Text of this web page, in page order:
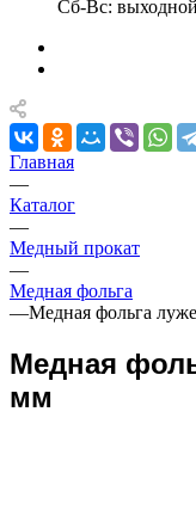
Сб-Вс: выходной
Главная
—
Каталог
—
Медный прокат
—
Медная фольга
—Медная фольга
Медная
мм